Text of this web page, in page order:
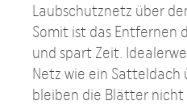
Laubschutznetz über
Somit ist das Entfernen
und spart Zeit.
Netz wie ein Satteldach
bleiben die Blätter